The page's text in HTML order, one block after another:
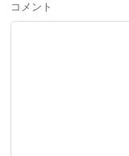
コメント